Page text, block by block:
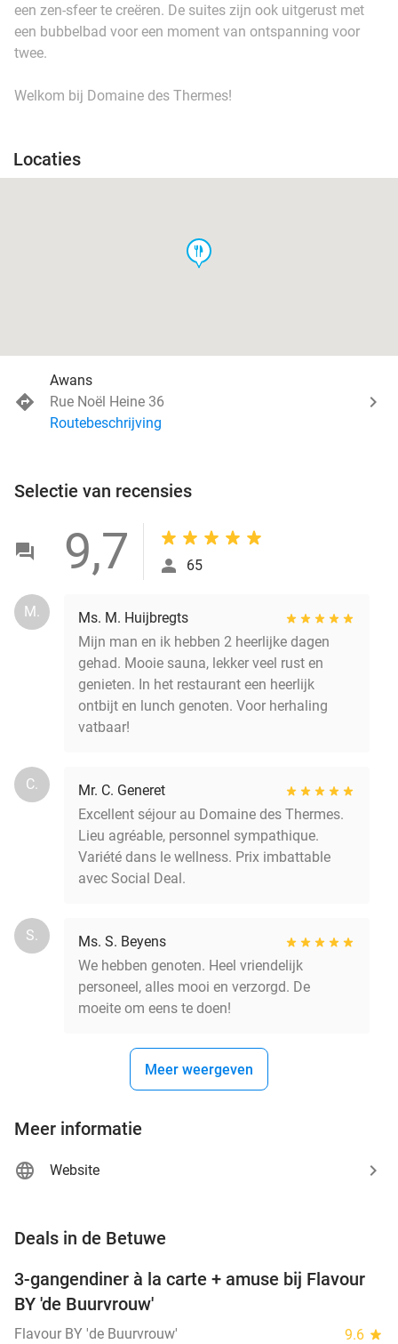
een zen-sfeer te creëren. De suites zijn ook uitgerust met
een bubbelbad voor een moment van ontspanning voor
twee.
Welkom bij Domaine des Thermes!
Locaties
food
Awans
Rue Noël Heine 36
Routebeschrijving
Selectie van recensies
9,7 65
M.
Ms. M. Huijbregts
Mijn man en ik hebben 2 heerlijke dagen
gehad. Mooie sauna, lekker veel rust en
genieten. In het restaurant een heerlijk
ontbijt en lunch genoten. Voor herhaling
vatbaar!
C.
Mr. C. Generet
Excellent séjour au Domaine des Thermes.
Lieu agréable, personnel sympathique.
Variété dans le wellness. Prix imbattable
avec Social Deal.
S.
Ms. S. Beyens
We hebben genoten. Heel vriendelijk
personeel, alles mooi en verzorgd. De
moeite om eens te doen!
Meer weergeven
Meer informatie
Website
Deals in de Betuwe
38%
3-gangendiner à la carte + amuse bij Flavour
BY 'de Buurvrouw'
Flavour BY 'de Buurvrouw' 9.6 star